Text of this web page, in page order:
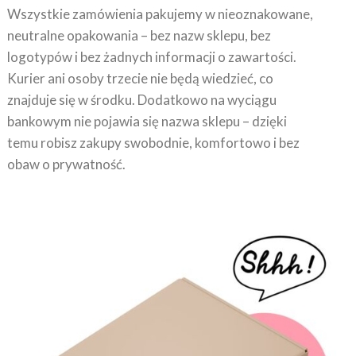
neutralne opakowania – bez nazw sklepu, bez
logotypów i bez żadnych informacji o zawartości.
Kurier ani osoby trzecie nie będą wiedzieć, co
znajduje się w środku. Dodatkowo na wyciągu
bankowym nie pojawia się nazwa sklepu – dzięki
temu robisz zakupy swobodnie, komfortowo i bez
obaw o prywatność.